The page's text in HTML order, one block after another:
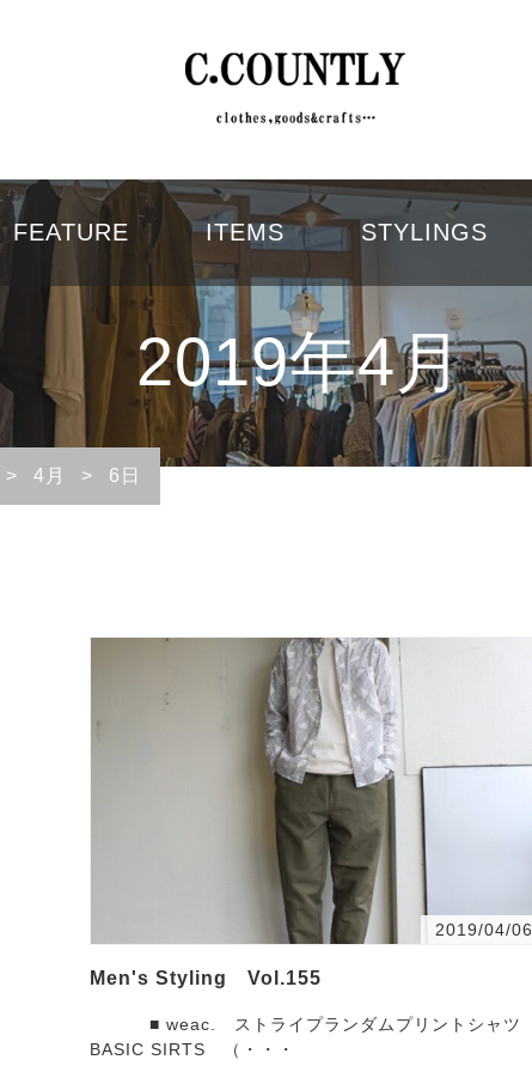
FEATURE ITEMS STYLINGS
2019年4月
> 4月 > 6日
2019/04/06
Men's Styling Vol.155
■ weac. ストライプランダムプリントシャツ
BASIC SIRTS （・・・